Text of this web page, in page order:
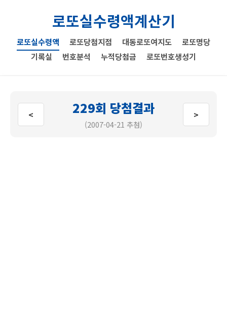
로또실수령액계산기
로또실수령액 로또당첨지점 대동로또여지도
로또명당
기록실
번호분석 누적당첨금 로또번호생성기
< 229회 당첨결과
(2007-04-21 추첨)
>